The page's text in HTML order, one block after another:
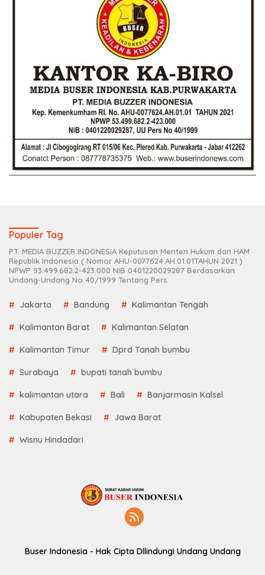
Populer Tag
PT. MEDIA BUZZER INDONESIA Keputusan Menteri Hukum dan HAM
Republik Indonesia ( Nomor AHU-0077624.AH.01.01TAHUN 2021 )
NPWP 53.499.682.2-423.000 NIB 0401220029287 Berdasarkan
Undang-Undang No 40/1999 Tentang Pers
Jakarta Bandung Kalimantan Tengah
Kalimantan Barat Kalimantan Selatan
Kalimantan Timur Dprd Tanah bumbu
Surabaya bupati tanah bumbu
kalimantan utara Bali Banjarmasin Kalsel
Kabupaten Bekasi Jawa Barat
Wisnu Hindadari
Buser Indonesia - Hak Cipta Dllindungi Undang Undang